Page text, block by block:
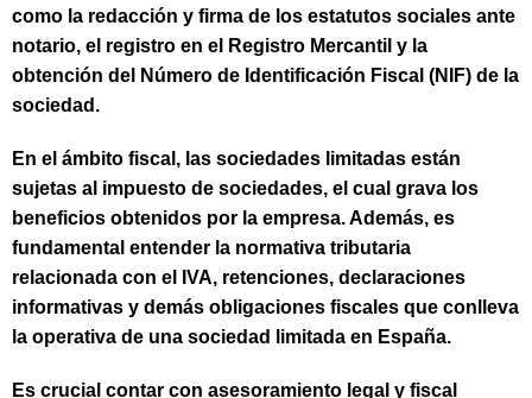
como la redacción y firma de los estatutos sociales ante
notario, el registro en el Registro Mercantil y la
obtención del Número de Identificación Fiscal (NIF) de la
sociedad.
En el ámbito fiscal, las sociedades limitadas están
sujetas al impuesto de sociedades, el cual grava los
beneficios obtenidos por la empresa. Además, es
fundamental entender la normativa tributaria
relacionada con el IVA, retenciones, declaraciones
informativas y demás obligaciones fiscales que conlleva
la operativa de una sociedad limitada en España.
Es crucial contar con asesoramiento legal y fiscal